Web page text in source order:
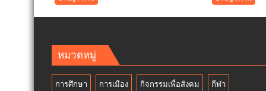
รวบ
ขน
ต่างด้าว
จีน
ลักลอบ
สแกน
หมวดหมู่
การศึกษา การเมือง กิจกรรมเพื่อสังคม กีฬา